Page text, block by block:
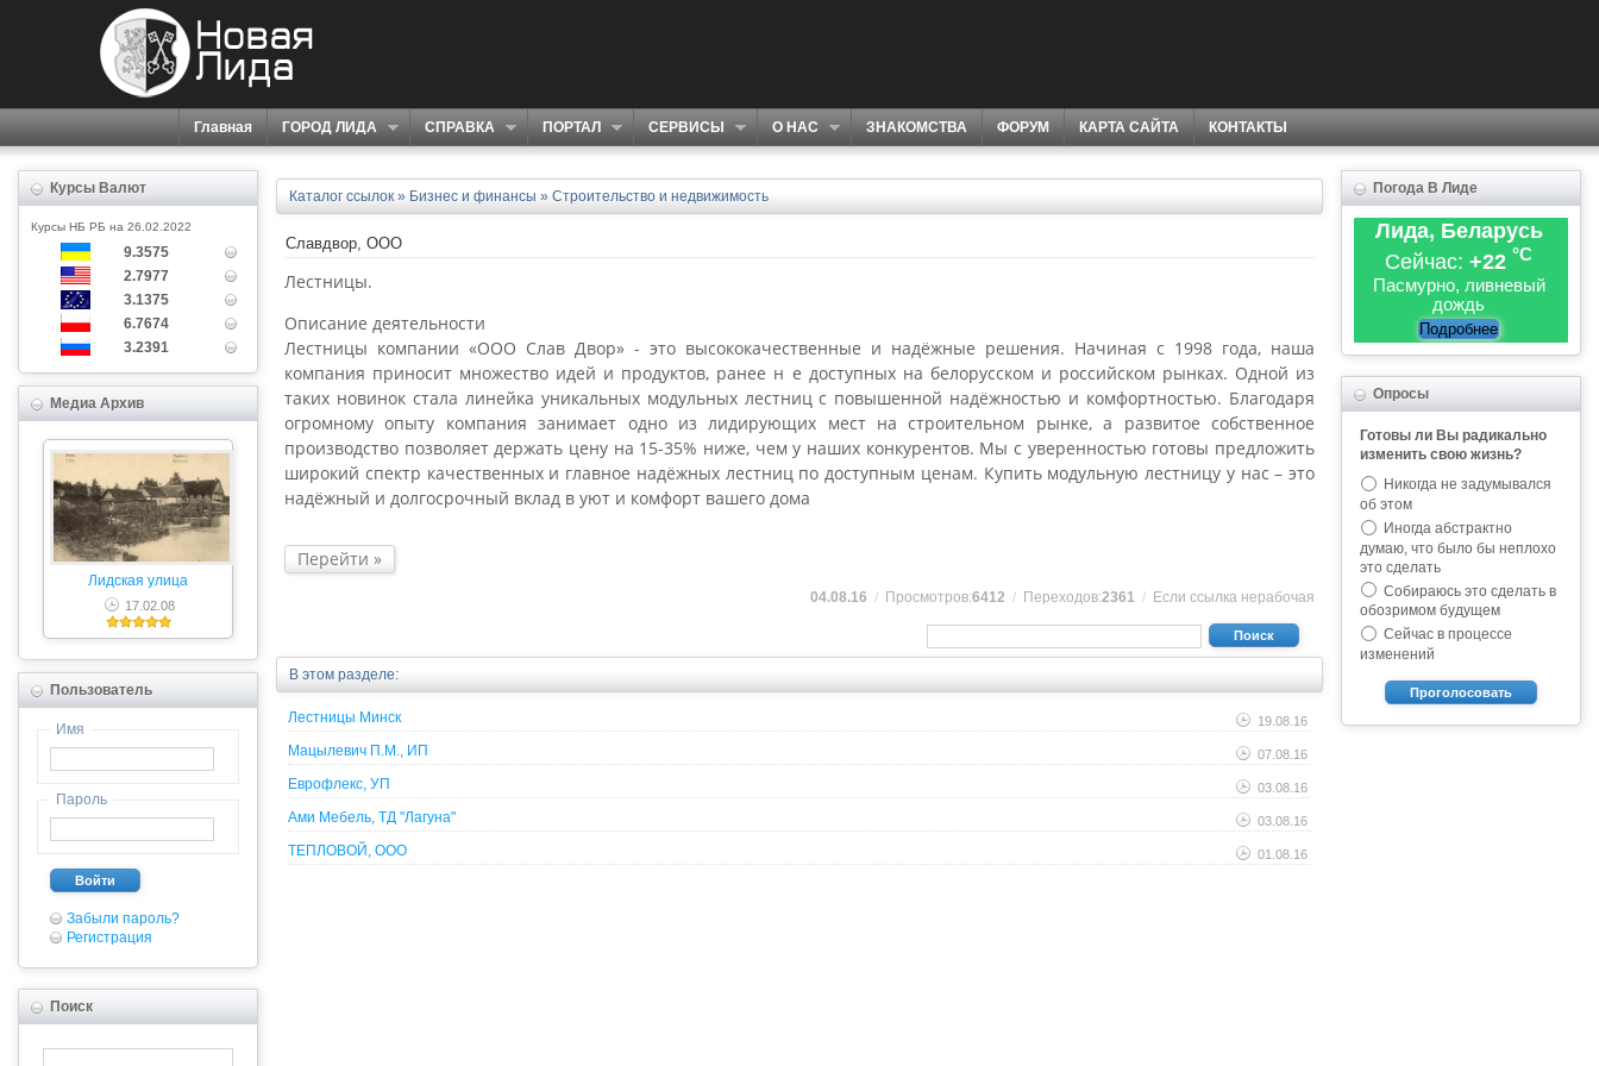
Главная ГОРОД ЛИДА СПРАВКА ПОРТАЛ СЕРВИСЫ О НАС ЗНАКОМСТВА ФОРУМ КАРТА САЙТА КОНТАКТЫ
Курсы Валют
Курсы НБ РБ на 26.02.2022
9.3575
2.7977
3.1375
6.7674
3.2391
Медиа Архив
Лидская улица
17.02.08
Пользователь
Имя
Пароль
Войти
Забыли пароль?
Регистрация
Поиск
Каталог ссылок» Бизнес и финансы » Строительство и недвижимость
Славдвор, ООО
Лестницы.
Описание деятельности
Лестницы компании «ООО Слав Двор» - это высококачественные и надёжные решения. Начиная с 1998 года, наша
компания приносит множество идей и продуктов, ранее н е доступных на белорусском и российском рынках. Одной из
таких новинок стала линейка уникальных модульных лестниц с повышенной надёжностью и комфортностью. Благодаря
огромному опыту компания занимает одно из лидирующих мест на строительном рынке, а развитое собственное
производство позволяет держать цену на 15-35% ниже, чем у наших конкурентов. Мы с уверенностью готовы предложить
широкий спектр качественных и главное надёжных лестниц по доступным ценам. Купить модульную лестницу у нас – это
надёжный и долгосрочный вклад в уют и комфорт вашего дома
Перейти
04.08.16 / Просмотров:6412 / Переходов:2361 / Если ссылка нерабочая
Поиск
В этом разделе:
19.08.16
Лестницы Минск
07.08.16
Мацылевич П.М., ИП
03.08.16
Еврофлекс, УП
03.08.16
Ами Мебель, ТД "Лагуна"
01.08.16
ТЕПЛОВОЙ, ООО
Погода В Лиде
Лида, Беларусь
Сейчас: +22 °C
Пасмурно, ливневый
дождь
Подробнее
Опросы
Готовы ли Вы радикально
изменить свою жизнь?
Никогда не задумывался
об этом
Иногда абстрактно
думаю, что было бы неплохо
это сделать
Собираюсь это сделать в
обозримом будущем
Сейчас в процессе
изменений
Проголосовать